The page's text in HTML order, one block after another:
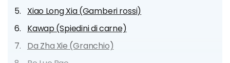
Xiao Long Xia (Gamberi rossi)
Kawap (Spiedini di carne)
Da Zha Xie (Granchio)